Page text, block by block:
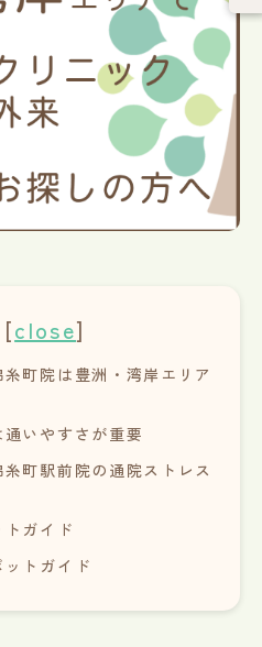
[close]
町院は豊洲・湾岸エリア
いやすさが重要
町駅前院の通院ストレス
ガイド
トガイド